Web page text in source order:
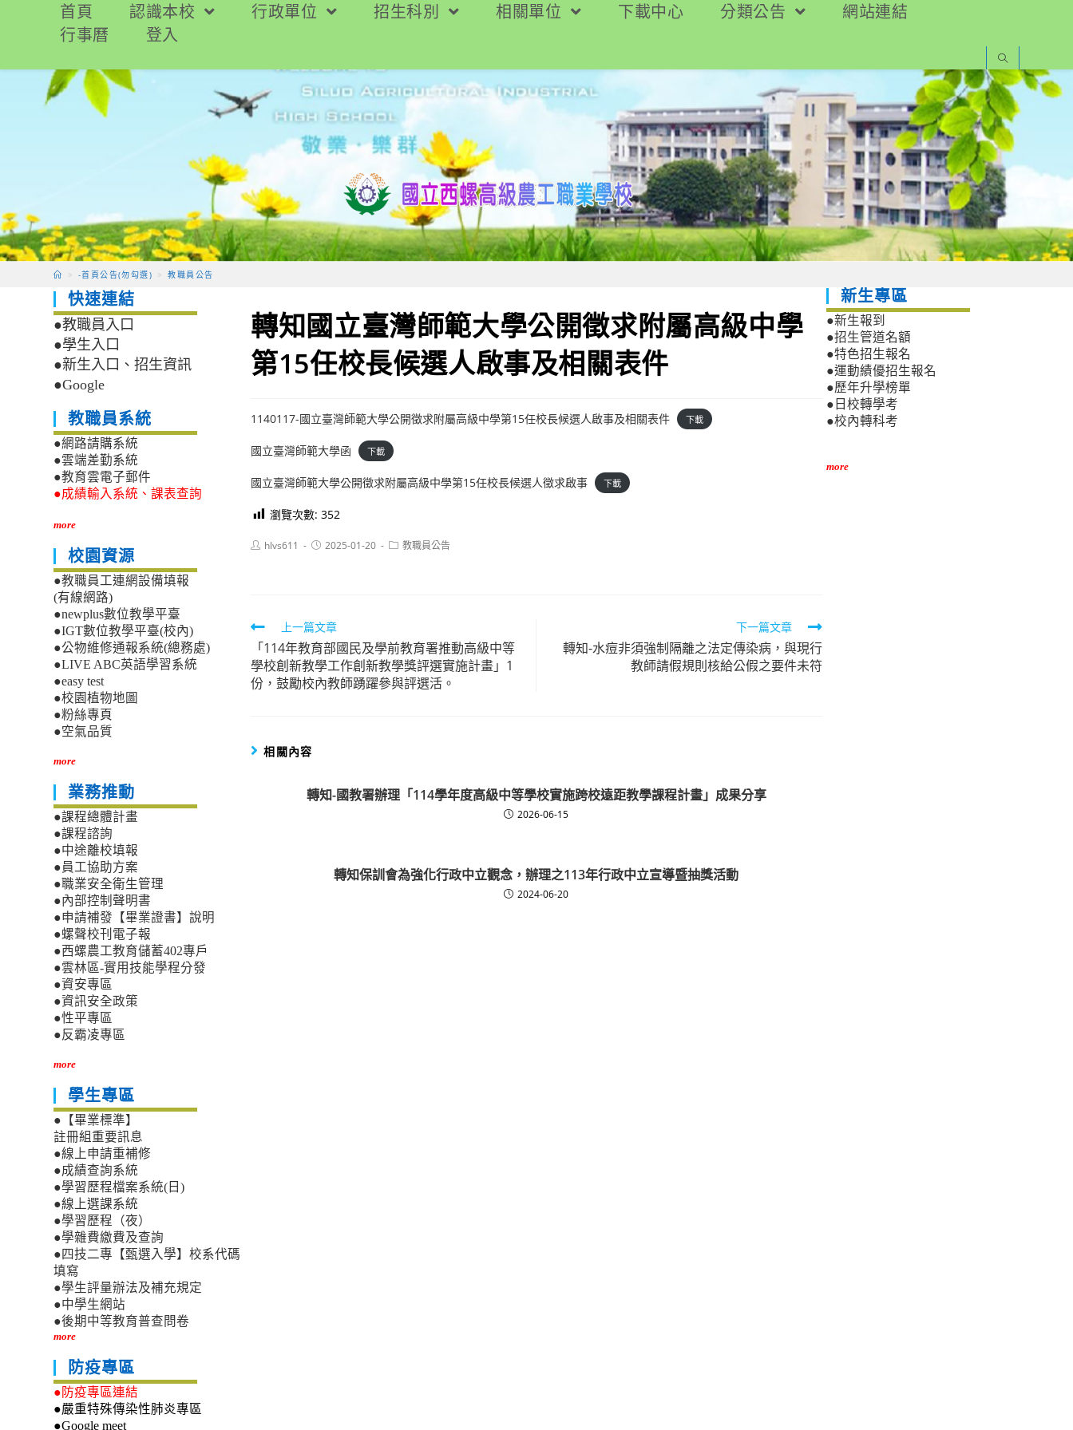
要
首頁 認識本校 行政單位 招生科別 相關單位 下載中心 分類公告
網站連結
行事曆
登入
> -首頁公告(勿勾選) > 教職員公告
轉知國立臺灣師範大學公開徵求附屬高級中學
第15任校長候選人啟事及相關表件
1140117-國立臺灣師範大學公開徵求附屬高級中學第15任校長候選人啟事及相關表件 下載
國立臺灣師範大學函 下載
國立臺灣師範大學公開徵求附屬高級中學第15任校長候選人徵求啟事 下載
瀏覽次數: 352
Posthlvs611
Post2025-01-20
Post教職員公告
Read
more
articles
上一篇文章
「114年教育部國民及學前教育署推動高級中等
學校創新教學工作創新教學獎評選實施計畫」1
份，鼓勵校內教師踴躍參與評選活。
下一篇文章
轉知-水痘非須強制隔離之法定傳染病，與現行
教師請假規則核給公假之要件未符
相關內容
轉知-國教署辦理「114學年度高級中等學校實施跨校遠距教學課程計畫」成果分享
2026-06-15
轉知保訓會為強化行政中立觀念，辦理之113年行政中立宣導暨抽獎活動
2024-06-20
快速連結
●教職員入口
●學生入口
●新生入口、招生資訊
●Google
教職員系統
●網路請購系統
●雲端差勤系統
●教育雲電子郵件
●成績輸入系統、課表查詢
more
校園資源
●教職員工連網設備填報
(有線網路)
●newplus數位教學平臺
●IGT數位教學平臺(校內)
●公物維修通報系統(總務處)
●LIVE ABC英語學習系統
●easy test
●校園植物地圖
●粉絲專頁
●空氣品質
more
業務推動
●課程總體計畫
●課程諮詢
●中途離校填報
●員工協助方案
●職業安全衛生管理
●內部控制聲明書
●申請補發【畢業證書】說明
●螺聲校刊電子報
●西螺農工教育儲蓄402專戶
●雲林區-實用技能學程分發
●資安專區
●資訊安全政策
●性平專區
●反霸凌專區
more
學生專區
●【畢業標準】
註冊組重要訊息
●線上申請重補修
●成績查詢系統
●學習歷程檔案系統(日)
●線上選課系統
●學習歷程（夜）
●學雜費繳費及查詢
●四技二專【甄選入學】校系代碼
填寫
●學生評量辦法及補充規定
●中學生網站
●後期中等教育普查問卷
more
防疫專區
●防疫專區連結
●嚴重特殊傳染性肺炎專區
●Google meet
新生專區
●新生報到
●招生管道名額
●特色招生報名
●運動績優招生報名
●歷年升學榜單
●日校轉學考
●校內轉科考
more